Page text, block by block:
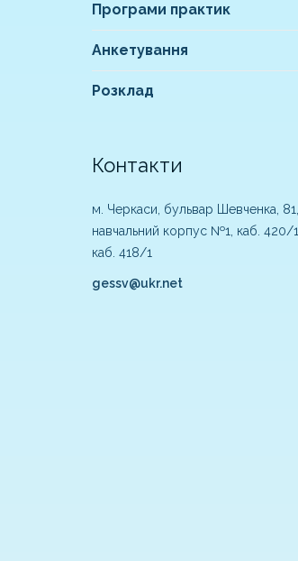
Програми практик
Анкетування
Розклад
Контакти
м. Черкаси, бульвар Шевченка, 81,
навчальний корпус №1, каб. 420/1,
каб. 418/1
gessv@ukr.net